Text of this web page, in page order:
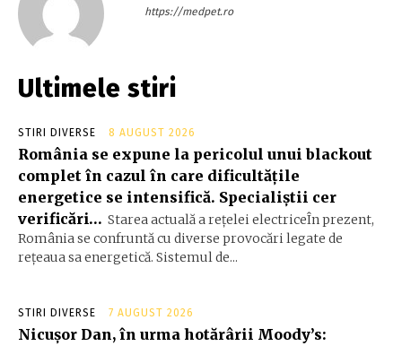
https://medpet.ro
Ultimele stiri
STIRI DIVERSE 8 AUGUST 2026
România se expune la pericolul unui blackout
complet în cazul în care dificultățile
energetice se intensifică. Specialiștii cer
verificări… Starea actuală a rețelei electriceÎn prezent,
România se confruntă cu diverse provocări legate de
rețeaua sa energetică. Sistemul de...
STIRI DIVERSE 7 AUGUST 2026
Nicușor Dan, în urma hotărârii Moody’s: